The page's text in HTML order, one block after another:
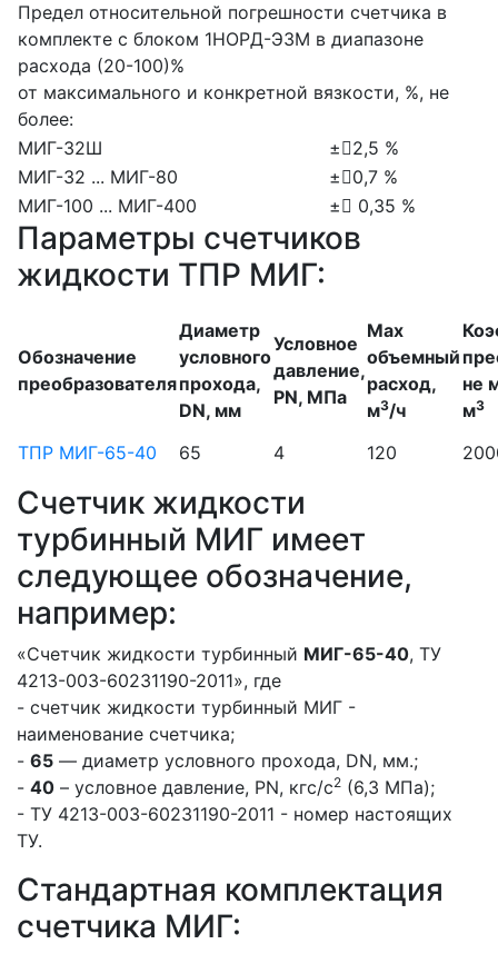
Предел относительной погрешности счетчика в
комплекте с блоком 1НОРД-ЭЗМ в диапазоне
расхода (20-100)%
от максимального и конкретной вязкости, %, не
более:
МИГ-32Ш
±2,5 %
МИГ-32 ... МИГ-80
±0,7 %
МИГ-100 ... МИГ-400
± 0,35 %
Параметры счетчиков
жидкости ТПР МИГ:
Обозначение
преобразователя
Диаметр
условного
прохода,
DN, мм
Условное
давление,
PN, МПа
Max
объемный
расход,
м3/ч
не
м3
ТПР МИГ-65-40 65 4 120
Счетчик жидкости
турбинный МИГ имеет
следующее обозначение,
например:
«Счетчик жидкости турбинный МИГ-65-40, ТУ
4213-003-60231190-2011», где
- счетчик жидкости турбинный МИГ -
наименование счетчика;
- 65 — диаметр условного прохода, DN, мм.;
- 40 – условное давление, PN, кгс/с2 (6,3 МПа);
- ТУ 4213-003-60231190-2011 - номер настоящих
ТУ.
Стандартная комплектация
счетчика МИГ: